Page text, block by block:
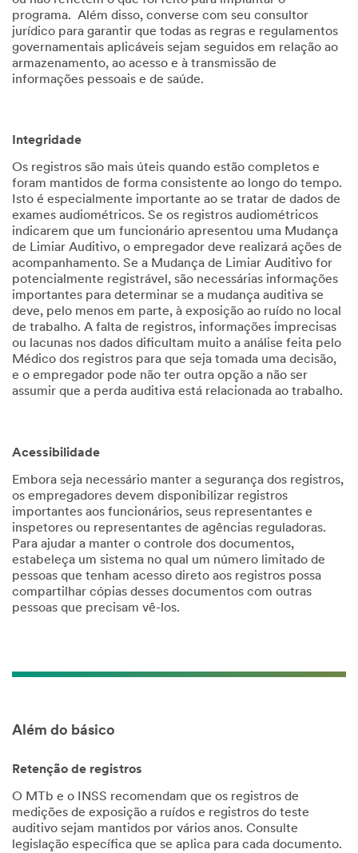
programa. Além disso, converse com seu consultor
jurídico para garantir que todas as regras e regulamentos
governamentais aplicáveis sejam seguidos em relação ao
armazenamento, ao acesso e à transmissão de
informações pessoais e de saúde.
Integridade
Os registros são mais úteis quando estão completos e
foram mantidos de forma consistente ao longo do tempo.
Isto é especialmente importante ao se tratar de dados de
exames audiométricos. Se os registros audiométricos
indicarem que um funcionário apresentou uma Mudança
de Limiar Auditivo, o empregador deve realizará ações de
acompanhamento. Se a Mudança de Limiar Auditivo for
potencialmente registrável, são necessárias informações
importantes para determinar se a mudança auditiva se
deve, pelo menos em parte, à exposição ao ruído no local
de trabalho. A falta de registros, informações imprecisas
ou lacunas nos dados dificultam muito a análise feita pelo
Médico dos registros para que seja tomada uma decisão,
e o empregador pode não ter outra opção a não ser
assumir que a perda auditiva está relacionada ao trabalho.
Acessibilidade
Embora seja necessário manter a segurança dos registros,
os empregadores devem disponibilizar registros
importantes aos funcionários, seus representantes e
inspetores ou representantes de agências reguladoras.
Para ajudar a manter o controle dos documentos,
estabeleça um sistema no qual um número limitado de
pessoas que tenham acesso direto aos registros possa
compartilhar cópias desses documentos com outras
pessoas que precisam vê-los.
Além do básico
Retenção de registros
O MTb e o INSS recomendam que os registros de
medições de exposição a ruídos e registros do teste
auditivo sejam mantidos por vários anos. Consulte
legislação específica que se aplica para cada documento.